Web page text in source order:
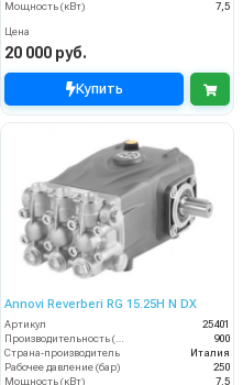
Мощность (кВт)
7,5
Цена
20 000 руб.
Купить
Annovi Reverberi RG 15.25H N DX
Артикул
25401
900
Страна-производитель
Италия
Рабочее давление (бар)
250
Мощность (кВт)
7.5